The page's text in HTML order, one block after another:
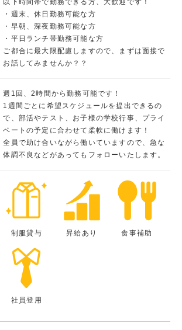
以下時間帯で勤務できる方、大歓迎です！
・週末、休日勤務可能な方
・早朝、深夜勤務可能な方
・平日ランチ帯勤務可能な方
ご都合に最大限配慮しますので、まずは面接で
お話してみませんか？？
週1回、2時間から勤務可能です！
1週間ごとに希望スケジュールを提出できるの
で、部活やテスト、お子様の学校行事、プライ
ベートの予定に合わせて柔軟に働けます！
全員で助け合いながら働いていますので、急な
体調不良などがあってもフォローいたします。
制服貸与 昇給あり 食事補助
社員登用